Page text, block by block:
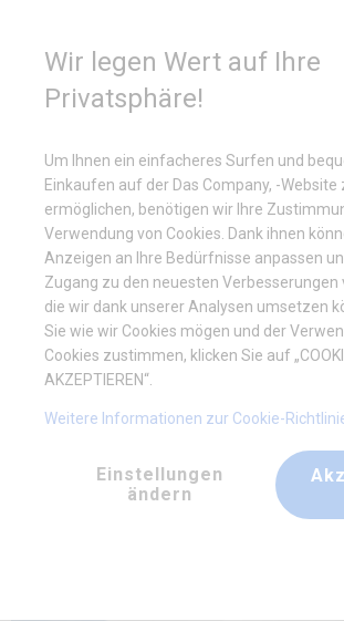
Volle Plane
Massive Wände werden am häufigsten in
Die Wände lassen kein Tageslicht durch und
sorgfältig ab. Daher können Sie dort Waren
lagern und vor Regen, Schnee und UV-Strahlen
Vollwänden werden auch als
Wir legen Wert auf Ihre
Privatsphäre!
Um Ihnen ein einfacheres Surfen und
Einkaufen auf der Das Company, -Website
ermöglichen, benötigen wir Ihre
Verwendung von Cookies. Dank ihnen
Anzeigen an Ihre Bedürfnisse anpassen
Zugang zu den neuesten
die wir dank unserer Analysen umsetzen
Sie wie wir Cookies mögen und der
Cookies zustimmen, klicken Sie auf
AKZEPTIEREN“.
Weitere Informationen zur Cookie-
Einstellungen
ändern